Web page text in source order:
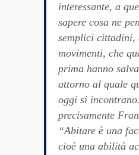
interessante, a
sapere cosa ne
semplici cittadini,
movimenti, che
prima hanno
attorno al quale
oggi si
precisamente
“Abitare è una
cioè una abilità